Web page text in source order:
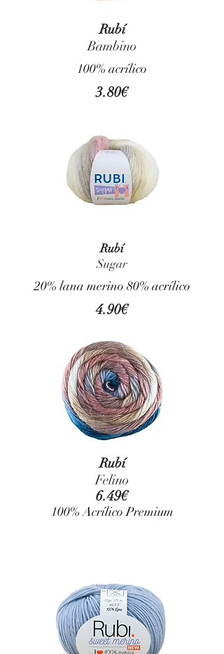
Rubí
Bambino
100% acrílico
3.80€
Rubí
Sugar
20% lana merino 80% acrílico
4.90€
Rubí
Felino
6.49€
100% Acrílico Premium